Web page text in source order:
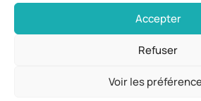
Accepter
Refuser
Voir les